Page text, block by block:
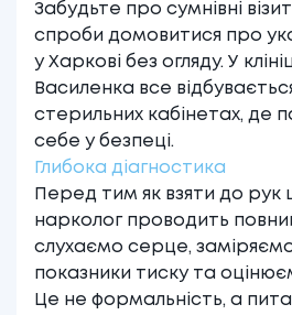
Забудьте про сумнівні
спроби домовитися про
у Харкові без огляду. У
Василенка все
стерильних кабінетах, де
себе у безпеці.
Глибока діагностика
Перед тим як взяти до рук
нарколог проводить
слухаємо серце,
показники тиску та
Це не формальність, а